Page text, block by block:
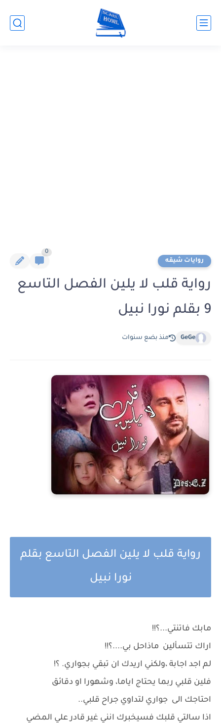
روايات شيقه
0
رواية قلب لا يلين الفصل التاسع
9 بقلم نورا نبيل
GeGe منذ بضع سنوات
رواية قلب لا يلين الفصل التاسع بقلم
نورا نبيل
مابك فاتنتي...؟!!
اراك تتسألين ماذاحل بي....؟!!
لم اجد اجابة ،ولكني اريدك ان تبقي بجواري. ؟!
فلين قلبي ربما يحتاج اياما، وشهورا او دقائق
احتاجك الى جواري لتداوي جراح قلبي..
اذا سالتي قلبك فسيخبرك انني غير قادر علي المضي